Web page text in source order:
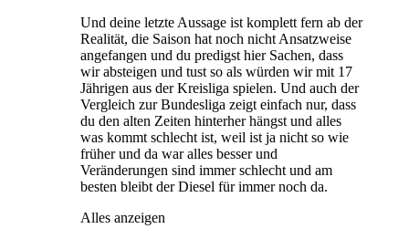
Und deine letzte Aussage ist komplett fern ab der
Realität, die Saison hat noch nicht Ansatzweise
angefangen und du predigst hier Sachen, dass
wir absteigen und tust so als würden wir mit 17
Jährigen aus der Kreisliga spielen. Und auch der
Vergleich zur Bundesliga zeigt einfach nur, dass
du den alten Zeiten hinterher hängst und alles
was kommt schlecht ist, weil ist ja nicht so wie
früher und da war alles besser und
Veränderungen sind immer schlecht und am
besten bleibt der Diesel für immer noch da.
Alles anzeigen